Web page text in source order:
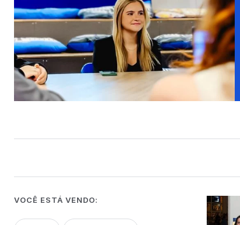
VOCÊ ESTÁ VENDO: